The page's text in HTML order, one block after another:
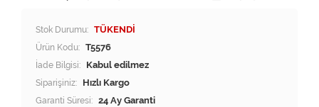
Stok Durumu: TÜKENDİ
Ürün Kodu: T5576
İade Bilgisi:
Siparişiniz: Hızlı Kargo
Garanti Süresi: 24 Ay Garanti